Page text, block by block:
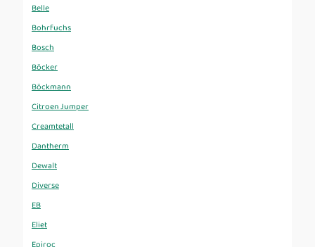
Belle
Bohrfuchs
Bosch
Böcker
Böckmann
Citroen Jumper
Creamtetall
Dantherm
Dewalt
Diverse
EB
Eliet